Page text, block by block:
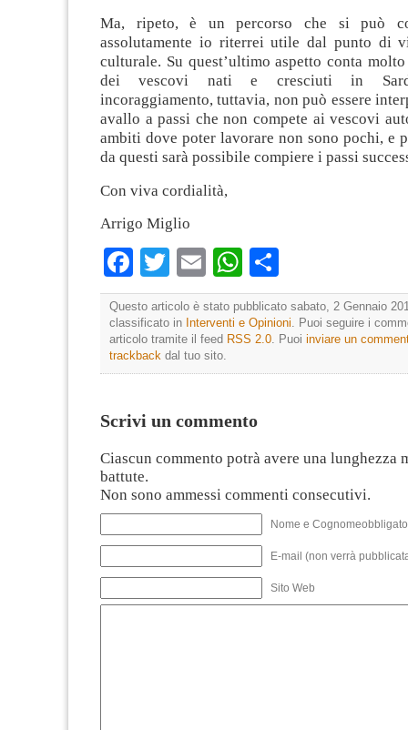
Ma, ripeto, è un percorso che si può
assolutamente io riterrei utile dal punto di
culturale. Su quest’ultimo aspetto conta
dei vescovi nati e cresciuti in
incoraggiamento, tuttavia, non può essere
avallo a passi che non compete ai vescovi
ambiti dove poter lavorare non sono pochi, e
da questi sarà possibile compiere i passi
Con viva cordialità,
Arrigo Miglio
Facebook
TwitterEmailWhatsApp
Questo articolo è stato pubblicato sabato, 2 Gennaio
classificato in Interventi e Opinioni. Puoi seguire i
articolo tramite il feed RSS 2.0. Puoi inviare un
trackback dal tuo sito.
Scrivi un commento
Ciascun commento potrà avere una lunghezza
battute.
Non sono ammessi commenti consecutivi.
Nome e
E-mail (non verrà
Sito Web